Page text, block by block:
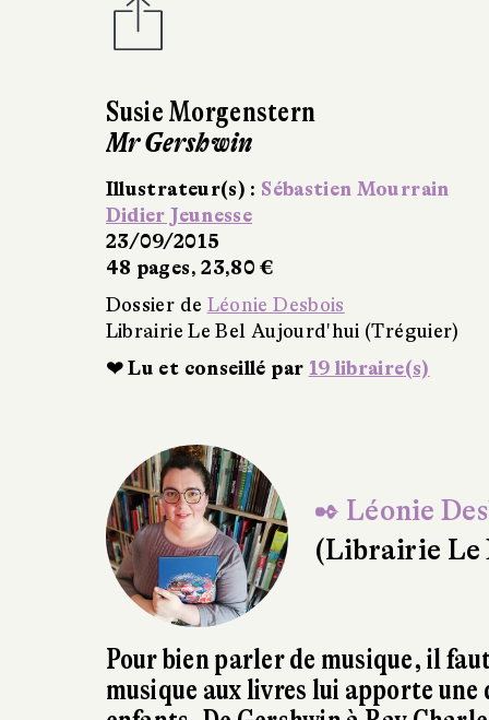
Mourrain
(Tréguier)
19 libraire(s)
✒ Léonie